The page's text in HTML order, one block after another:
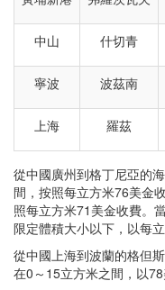
中山 什切青
寧波 波茲南
上海 羅茲
從中國廣州到格丁尼亞的
間，按照每立方米76美金
照每立方米71美金收費。
限定體積大小以下，以每
從中國上海到波蘭的格但
在0～15立方米之間，以78